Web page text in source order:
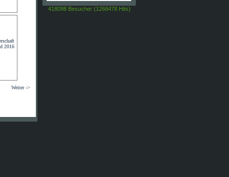
Weiter ->
418098 Besucher (1268478 Hits)